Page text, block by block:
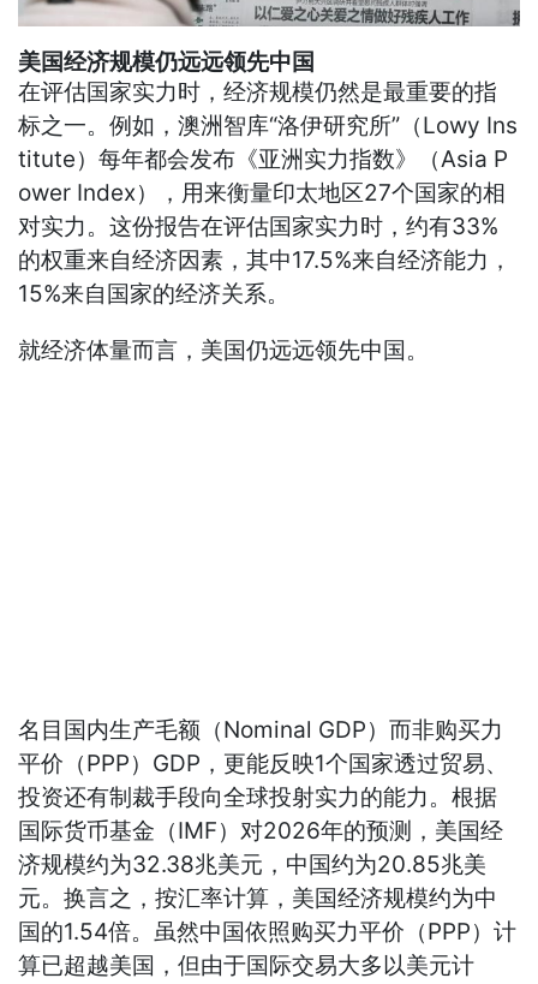
美国经济规模仍远远领先中国
在评估国家实力时，经济规模仍然是最重要的指
标之一。例如，澳洲智库“洛伊研究所”（Lowy Ins
titute）每年都会发布《亚洲实力指数》（Asia P
ower Index），用来衡量印太地区27个国家的相
对实力。这份报告在评估国家实力时，约有33%
的权重来自经济因素，其中17.5%来自经济能力，
15%来自国家的经济关系。
就经济体量而言，美国仍远远领先中国。
名目国内生产毛额（Nominal GDP）而非购买力
平价（PPP）GDP，更能反映1个国家透过贸易、
投资还有制裁手段向全球投射实力的能力。根据
国际货币基金（IMF）对2026年的预测，美国经
济规模约为32.38兆美元，中国约为20.85兆美
元。换言之，按汇率计算，美国经济规模约为中
国的1.54倍。虽然中国依照购买力平价（PPP）计
算已超越美国，但由于国际交易大多以美元计